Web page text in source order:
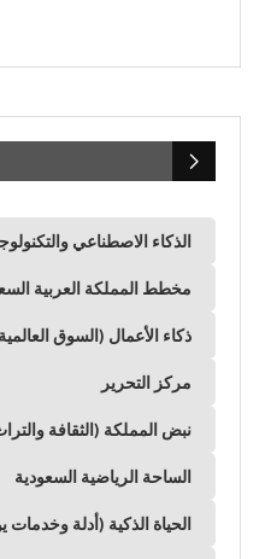
الذكاء الاصطناعي
مخطط المملكة العربية
ذكاء الأعمال (السوق العالمية
مركز التحرير
نبض المملكة (الثقافة
الساحة الرياضية السعودية
الحياة الذكية (أدلة وخدمات